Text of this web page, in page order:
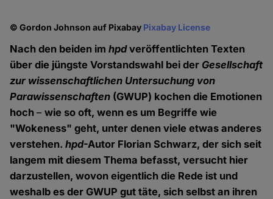
© Gordon Johnson auf Pixabay Pixabay License
Nach den beiden imhpdveröffentlichten Texten
über die jüngste Vorstandswahl bei der Gesellschaft
zur wissenschaftlichen Untersuchung von
Parawissenschaften (GWUP) kochen die Emotionen
hoch–wie so oft, wenn es um Begriffe wie
"Wokeness" geht, unter denen viele etwas anderes
verstehen.hpd-Autor Florian Schwarz, der sich seit
langem mit diesem Thema befasst, versucht hier
darzustellen, wovon eigentlich die Rede ist und
weshalb es der GWUP gut täte, sich selbst an ihren